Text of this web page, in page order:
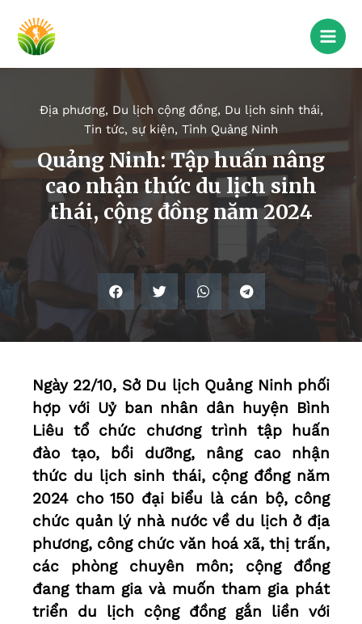
Địa phương, Du lịch cộng đồng, Du lịch sinh thái,
Tin tức, sự kiện, Tỉnh Quảng Ninh
Quảng Ninh: Tập huấn nâng
cao nhận thức du lịch sinh
thái, cộng đồng năm 2024
Ngày 22/10, Sở Du lịch Quảng Ninh phối
hợp với Uỷ ban nhân dân huyện Bình
Liêu tổ chức chương trình tập huấn
đào tạo, bồi dưỡng, nâng cao nhận
thức du lịch sinh thái, cộng đồng năm
2024 cho 150 đại biểu là cán bộ, công
chức quản lý nhà nước về du lịch ở địa
phương, công chức văn hoá xã, thị trấn,
các phòng chuyên môn; cộng đồng
đang tham gia và muốn tham gia phát
triển du lịch cộng đồng gắn liền với